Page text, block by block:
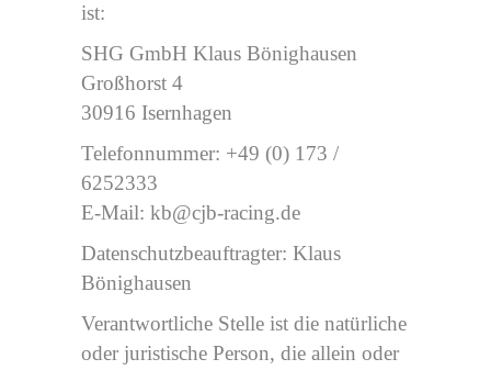
ist:
SHG GmbH Klaus Bönighausen
Großhorst 4
30916 Isernhagen
Telefonnummer: +49 (0) 173 /
6252333
E-Mail: kb@cjb-racing.de
Datenschutzbeauftragter: Klaus
Bönighausen
Verantwortliche Stelle ist die natürliche
oder juristische Person, die allein oder